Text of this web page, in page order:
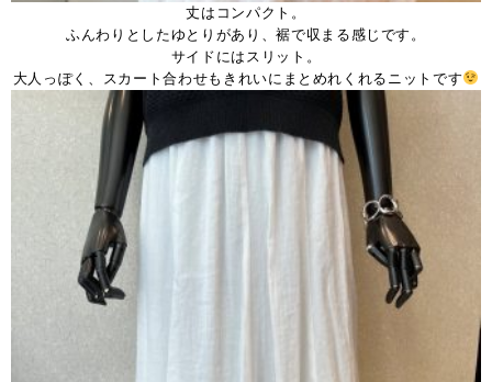
丈はコンパクト。
ふんわりとしたゆとりがあり、裾で収まる感じです。
サイドにはスリット。
大人っぽく、スカート合わせもきれいにまとめれくれるニットです